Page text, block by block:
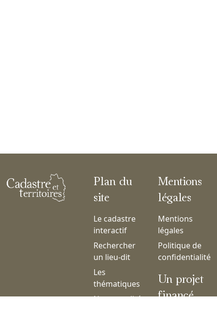
Plan du
site
Le cadastre
interactif
Rechercher
un lieu-dit
Les
thématiques
Nos actualités
Mentions
légales
Mentions
légales
Politique de
confidentialité
Un projet
financé